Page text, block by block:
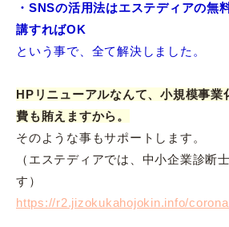
・SNSの活用法はエステディアの無
講すればOK
という事で、全て解決しました。
HPリニューアルなんて、小規模事業
費も賄えますから。
そのような事もサポートします。
（エステディアでは、中小企業診断
す）
https://r2.jizokukahojokin.info/